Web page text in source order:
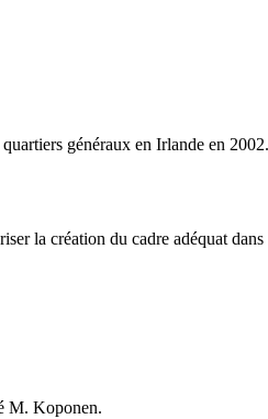
généraux en Irlande en
la création du cadre adéquat
M. Koponen.